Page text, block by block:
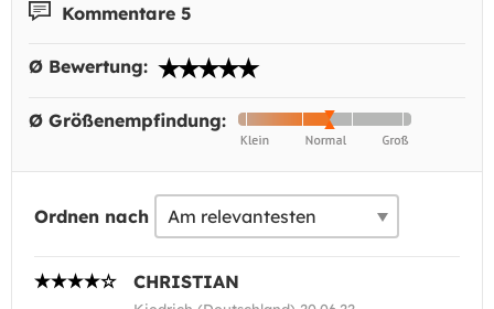
Kommentare 5
Ø Bewertung:
Ø Größenempfindung:
Ordnen nach
CHRISTIAN